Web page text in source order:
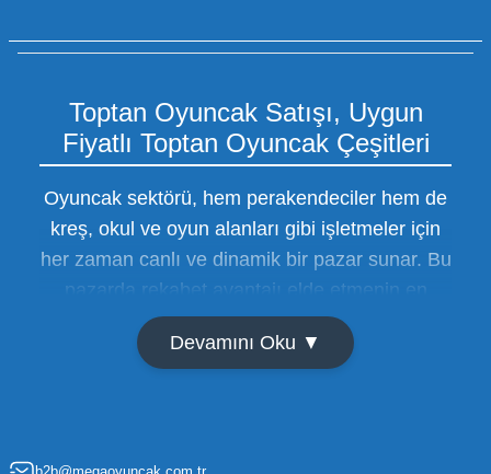
Toptan Oyuncak Satışı, Uygun
Fiyatlı Toptan Oyuncak Çeşitleri
Oyuncak sektörü, hem perakendeciler hem de
kreş, okul ve oyun alanları gibi işletmeler için
her zaman canlı ve dinamik bir pazar sunar. Bu
pazarda rekabet avantajı elde etmenin en
temel yolu ise doğru tedarikçiyi bulmaktan
geçer. Toptan oyuncak satışı süreçlerinde
Devamını Oku ▼